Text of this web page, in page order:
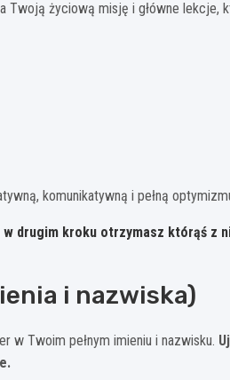
Twoją życiową misję i główne lekcje,
komunikatywną i pełną
drugim kroku otrzymasz którąś z
i nazwiska)
w Twoim pełnym imieniu i nazwisku.